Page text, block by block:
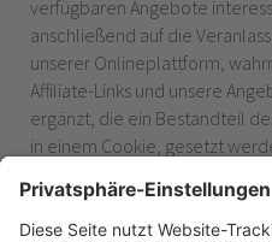
verfügbaren Angebote
anschließend auf die
unserer Onlineplattform,
Affiliate-Links und unsere
ergänzt, die ein Bestandteil
in einem Cookie, gesetzt
Zeitpunkt, eine Online-
auf der sich der Affiliate-Link